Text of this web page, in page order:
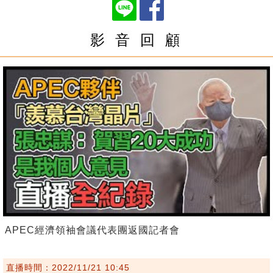
影 音 回 顧
APEC經濟領袖會議代表團返國記者會
直播時間：2022/11/21 10:45